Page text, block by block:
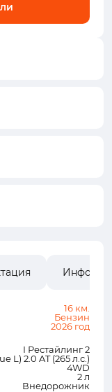
16 км.
Бензин
2026 год
I Рестайлинг 2
L) 2.0 AT (265 л.с.)
4WD
2 л
Внедорожник